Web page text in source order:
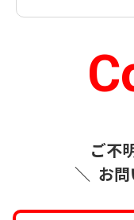
＼
ご不
お